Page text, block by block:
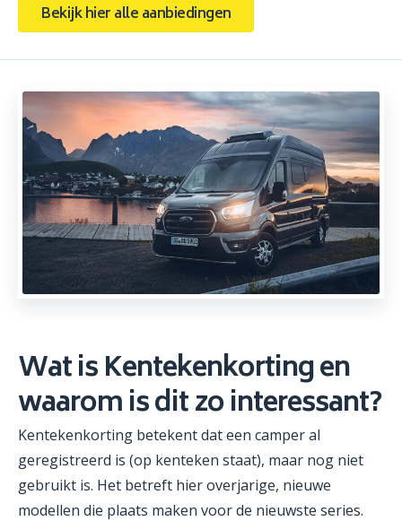
Bekijk hier alle aanbiedingen
Wat is Kentekenkorting en
waarom is dit zo interessant?
Kentekenkorting betekent dat een camper al
geregistreerd is (op kenteken staat), maar nog niet
gebruikt is. Het betreft hier overjarige, nieuwe
modellen die plaats maken voor de nieuwste series.